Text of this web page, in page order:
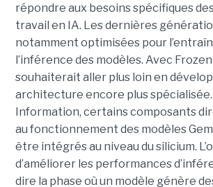
répondre aux besoins spécifiques
travail en IA. Les dernières
notamment optimisées pour
l’inférence des modèles. Avec
souhaiterait aller plus loin en
architecture encore plus
Information, certains composants
au fonctionnement des modèles
être intégrés au niveau du silicium.
d’améliorer les performances
dire la phase où un modèle génère